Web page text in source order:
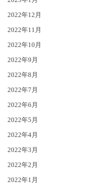
2022年12月
2022年11月
2022年10月
2022年9月
2022年8月
2022年7月
2022年6月
2022年5月
2022年4月
2022年3月
2022年2月
2022年1月